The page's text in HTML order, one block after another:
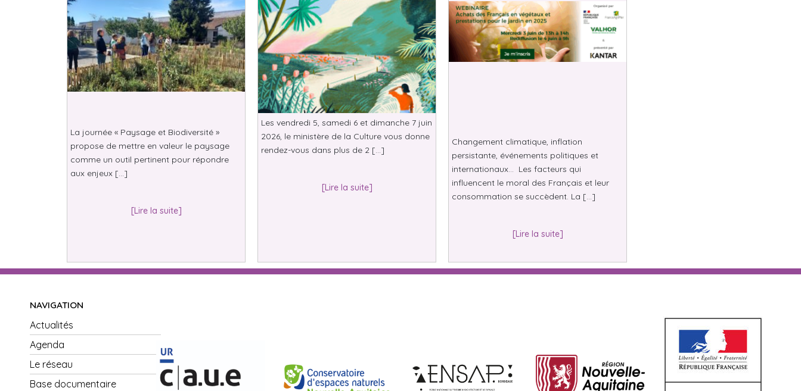
La journée « Paysage et Biodiversité »
propose de mettre en valeur le paysage
comme un outil pertinent pour répondre
aux enjeux […]
[Lire la suite]
Les vendredi 5, samedi 6 et dimanche 7 juin
2026, le ministère de la Culture vous donne
rendez-vous dans plus de 2 […]
[Lire la suite]
Changement climatique, inflation
persistante, événements politiques et
internationaux… Les facteurs qui
influencent le moral des Français et leur
consommation se succèdent. La […]
[Lire la suite]
NAVIGATION
Actualités
Agenda
Le réseau
Base documentaire